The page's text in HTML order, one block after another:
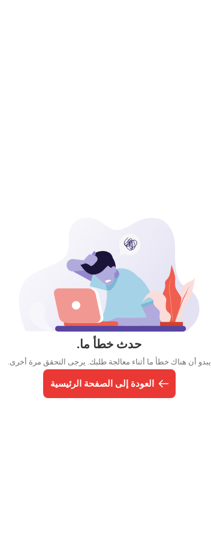
حدث خطأ ما.
يبدو أن هناك خطأ ما أثناء معالجة طلبك. يرجى التحقق مرة أخرى.
العودة إلى الصفحة الرئيسية